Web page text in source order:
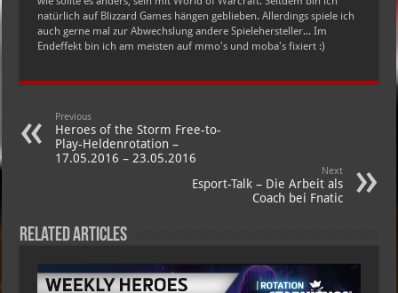
natürlich auf Blizzard Games hängen geblieben. Allerdings spiele ich
auch gerne mal zur Abwechslung andere Spielehersteller... Im
Endeffekt bin ich am meisten auf mmo's und moba's fixiert :)
Previous
Heroes of the Storm Free-to-
Play-Heldenrotation –
17.05.2016 – 23.05.2016
Next
Esport-Talk – Die Arbeit als
Coach bei Fnatic
Related Articles